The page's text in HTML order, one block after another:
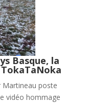
Basque, la
Martineau poste
vidéo hommage